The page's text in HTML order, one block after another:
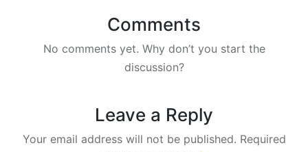
Comments
No comments yet. Why don’t you start the
discussion?
Leave a Reply
Your email address will not be published. Required